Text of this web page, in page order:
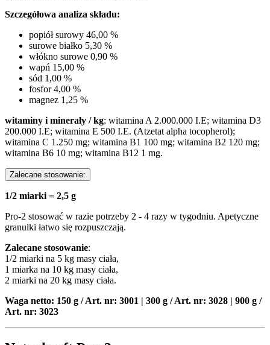
Szczegółowa analiza składu:
popiół surowy 46,00 %
surowe białko 5,30 %
włókno surowe 0,90 %
wapń 15,00 %
sód 1,00 %
fosfor 4,00 %
magnez 1,25 %
witaminy i minerały / kg: witamina A 2.000.000 I.E; witamina D3
200.000 I.E; witamina E 500 I.E. (Atzetat alpha tocopherol);
witamina C 1.250 mg; witamina B1 100 mg; witamina B2 120 mg;
witamina B6 10 mg; witamina B12 1 mg.
Zalecane stosowanie:
1/2 miarki = 2,5 g
Pro-2 stosować w razie potrzeby 2 - 4 razy w tygodniu. Apetyczne
granulki łatwo się rozpuszczają.
Zalecane stosowanie:
1/2 miarki na 5 kg masy ciała,
1 miarka na 10 kg masy ciała,
2 miarki na 20 kg masy ciała.
Waga netto: 150 g / Art. nr: 3001 | 300 g / Art. nr: 3028 | 900 g /
Art. nr: 3023